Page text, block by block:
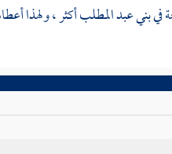
فيبني عبد المطلبأكثر ، ولهذا